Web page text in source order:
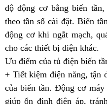
độ động cơ bằng biến
theo tần số cài đặt. Biến
động cơ khi ngắt mạch,
cho các thiết bị điện khác.
Ưu điểm của tủ điện biến
+ Tiết kiệm điện năng, tận
của biến tần. Động cơ
giúp ổn định điện áp,